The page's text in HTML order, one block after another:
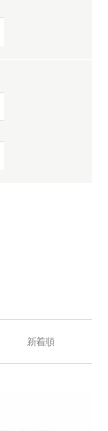
新着順